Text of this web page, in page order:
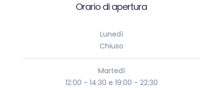
Orario di apertura
Lunedì
Chiuso
Martedì
12:00 - 14:30 e 19:00 - 22:30